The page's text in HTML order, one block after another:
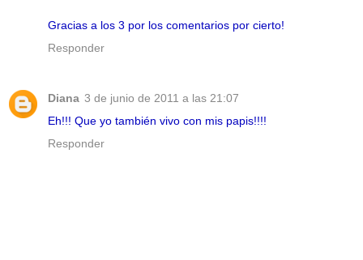
Gracias a los 3 por los comentarios por cierto!
Responder
Diana 3 de junio de 2011 a las 21:07
Eh!!! Que yo también vivo con mis papis!!!!
Responder